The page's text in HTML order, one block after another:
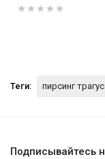
Теги: пирсинг
Подписывайтесь